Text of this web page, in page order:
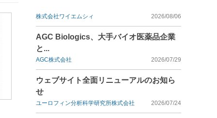
株式会社ワイエムシィ 2026/08/06
AGC Biologics、大手バイオ医薬品企業
と...
AGC株式会社 2026/07/29
ウェブサイト全面リニューアルのお知ら
せ
ユーロフィン分析科学研究所株式会社 2026/07/24